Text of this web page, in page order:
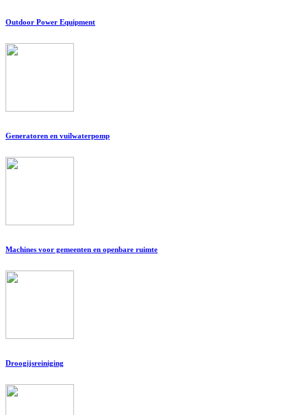
Outdoor Power Equipment
Generatoren en vuilwaterpomp
Machines voor gemeenten en openbare ruimte
Droogijsreiniging